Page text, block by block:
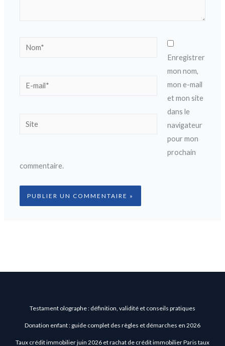
Nom*
E-
Site
Enregistrer
mon nom,
mon e-mail
et mon site
dans le
navigateur
pour mon
prochain
commentaire.
Testament olographe : définition, validité et conseils pratiques
Donation enfant : guide complet des règles et démarches en 2026
Taux crédit immobilier juin 2026 et rachat de crédit immobilier Paris taux